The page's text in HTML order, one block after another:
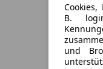
B.
und